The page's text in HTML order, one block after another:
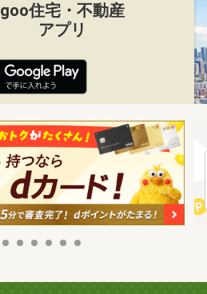
goo住宅・不動産
アプリ